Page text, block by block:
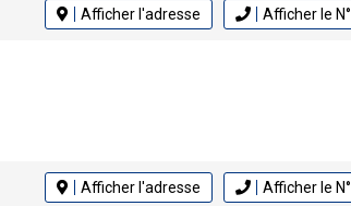
Afficher l'adresse Afficher le N°
Afficher l'adresse Afficher le N°